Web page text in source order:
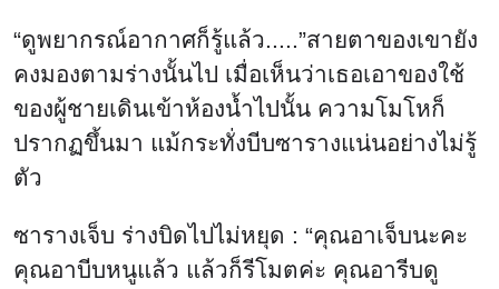
“ดูพยากรณ์อากาศก็รู้แล้ว.....”สายตาของเขายัง
คงมองตามร่างนั้นไป เมื่อเห็นว่าเธอเอาของใช้
ของผู้ชายเดินเข้าห้องน้ำไปนั้น ความโมโหก็
ปรากฏขึ้นมา แม้กระทั่งบีบซารางแน่นอย่างไม่รู้
ตัว
ซารางเจ็บ ร่างบิดไปไม่หยุด : “คุณอาเจ็บนะคะ
คุณอาบีบหนูแล้ว แล้วก็รีโมตค่ะ คุณอารีบดู